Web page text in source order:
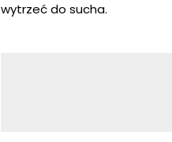
wytrzeć do sucha.